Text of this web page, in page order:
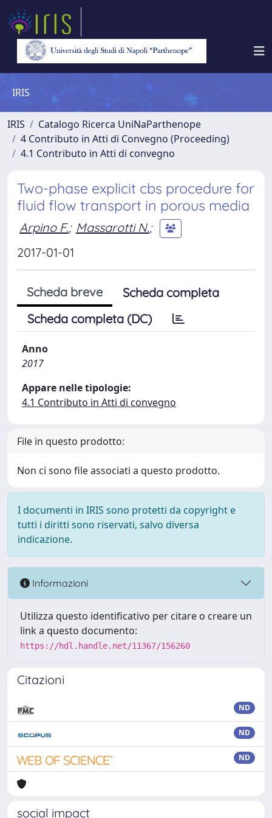
IRIS
IRIS
Catalogo Ricerca UniNaParthenope
4 Contributo in Atti di Convegno (Proceeding)
4.1 Contributo in Atti di convegno
Two-phase explicit cbs procedure for
fluid flow transport in porous media
Arpino F.; Massarotti N.;
2017-01-01
Scheda breve
Scheda completa
Scheda completa (DC)
Anno
2017
Appare nelle tipologie:
4.1 Contributo in Atti di convegno
File in questo prodotto:
Non ci sono file associati a questo prodotto.
I documenti in IRIS sono protetti da copyright e
tutti i diritti sono riservati, salvo diversa
indicazione.
Informazioni
Utilizza questo identificativo per citare o creare un
link a questo documento:
https://hdl.handle.net/11367/156260
Citazioni
ND
ND
ND
social impact